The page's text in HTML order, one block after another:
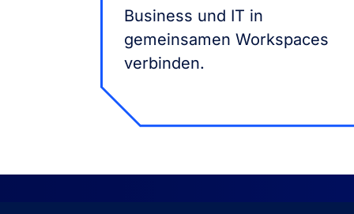
Business und IT in
gemeinsamen Workspaces
verbinden.